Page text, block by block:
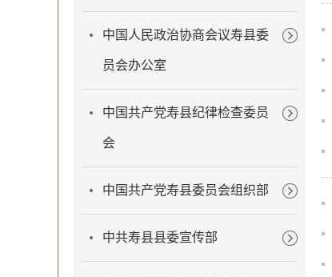
中国人民政治协商会议寿县委
员会办公室
中国共产党寿县纪律检查委员
会
中国共产党寿县委员会组织部
中共寿县县委宣传部